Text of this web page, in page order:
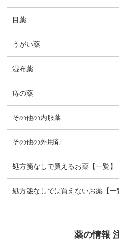
目薬
うがい薬
湿布薬
痔の薬
その他の内服薬
その他の外用剤
処方箋なしで買えるお薬【一覧】
処方箋なしでは買えないお薬【一
薬の情報